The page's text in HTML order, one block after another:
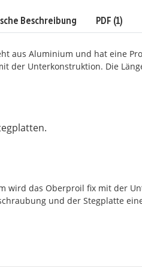
Beschreibung PDF (1)
aus Aluminium und hat eine
der Unterkonstruktion. Die
wird das Oberproil fix mit der
und der Stegplatte